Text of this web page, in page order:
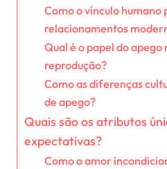
Como o vínculo
relacionamentos
Qual é o papel do apego
reprodução?
Como as diferenças
de apego?
Quais são os atributos
expectativas?
Como o amor